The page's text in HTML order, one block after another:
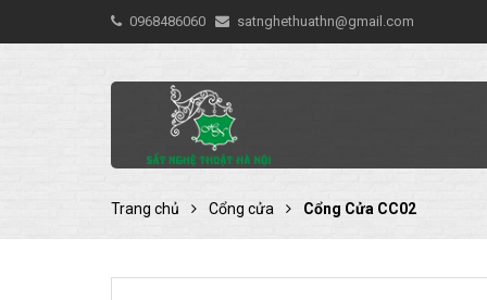
0968486060 satnghethuathn@gmail.com
Trang chủ Cổng cửa Cổng Cửa CC02